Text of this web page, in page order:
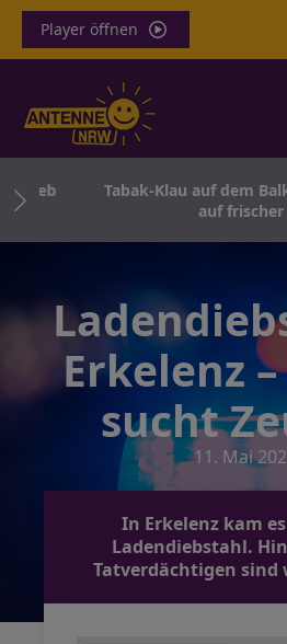
Player öffnen
Tabak-Klau auf dem
auf frischer
Erkelenz
sucht
11. Mai
In Erkelenz kam
Ladendiebstahl.
Tatverdächtigen